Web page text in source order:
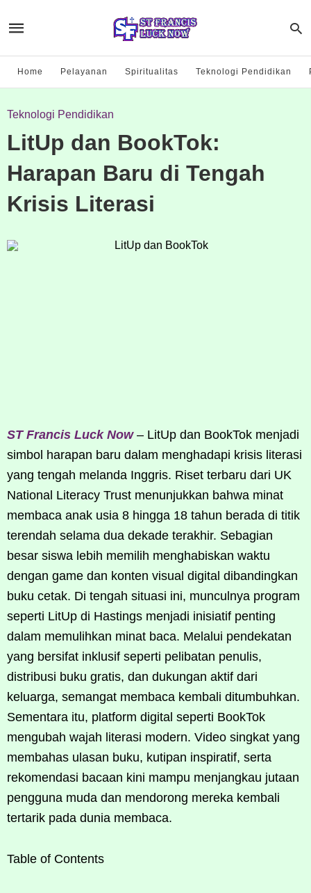
Home Pelayanan Spiritualitas Teknologi Pendidikan
Teknologi Pendidikan
LitUp dan BookTok:
Harapan Baru di Tengah
Krisis Literasi
ST Francis Luck Now– LitUp dan BookTok menjadi
simbol harapan baru dalam menghadapi krisis literasi
yang tengah melanda Inggris. Riset terbaru dari UK
National Literacy Trust menunjukkan bahwa minat
membaca anak usia 8 hingga 18 tahun berada di titik
terendah selama dua dekade terakhir. Sebagian
besar siswa lebih memilih menghabiskan waktu
dengan game dan konten visual digital dibandingkan
buku cetak. Di tengah situasi ini, munculnya program
seperti LitUp di Hastings menjadi inisiatif penting
dalam memulihkan minat baca. Melalui pendekatan
yang bersifat inklusif seperti pelibatan penulis,
distribusi buku gratis, dan dukungan aktif dari
keluarga, semangat membaca kembali ditumbuhkan.
Sementara itu, platform digital seperti BookTok
mengubah wajah literasi modern. Video singkat yang
membahas ulasan buku, kutipan inspiratif, serta
rekomendasi bacaan kini mampu menjangkau jutaan
pengguna muda dan mendorong mereka kembali
tertarik pada dunia membaca.
Table of Contents